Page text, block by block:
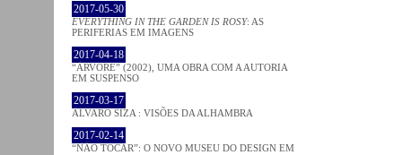
2017-05-30
EVERYTHING IN THE GARDEN IS ROSY: AS
PERIFERIAS EM IMAGENS
2017-04-18
“ÁRVORE” (2002), UMA OBRA COM A AUTORIA
EM SUSPENSO
2017-03-17
ÁLVARO SIZA : VISÕES DA ALHAMBRA
2017-02-14
“NÃO TOCAR”: O NOVO MUSEU DO DESIGN EM